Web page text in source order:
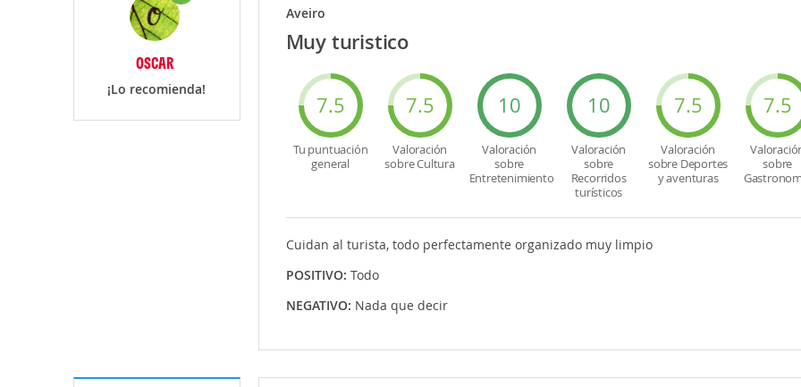
OSCAR
¡Lo recomienda!
Aveiro
Muy turistico
7.5
Tu puntuación
general
7.5
Valoración
sobre Cultura
10
Valoración
sobre
Entretenimiento
10
Valoración
sobre
Recorridos
turísticos
7.5
Valoración
sobre Deportes
y aventuras
7.5
sobre
Cuidan al turista, todo perfectamente organizado muy limpio
POSITIVO: Todo
NEGATIVO: Nada que decir